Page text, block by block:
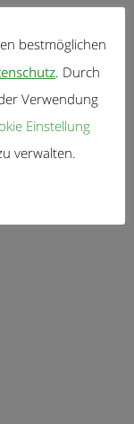
bestmöglichen
. Durch
Verwendung
Einstellung
verwalten.